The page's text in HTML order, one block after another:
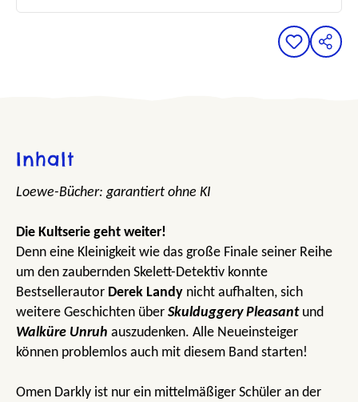
Inhalt
Loewe-Bücher: garantiert ohne KI
Die Kultserie geht weiter!
Denn eine Kleinigkeit wie das große Finale seiner Reihe
um den zaubernden Skelett-Detektiv konnte
Bestsellerautor Derek Landy nicht aufhalten, sich
weitere Geschichten über Skulduggery Pleasantund
Walküre Unruh auszudenken. Alle Neueinsteiger
können problemlos auch mit diesem Band starten!
Omen Darkly ist nur ein mittelmäßiger Schüler an der